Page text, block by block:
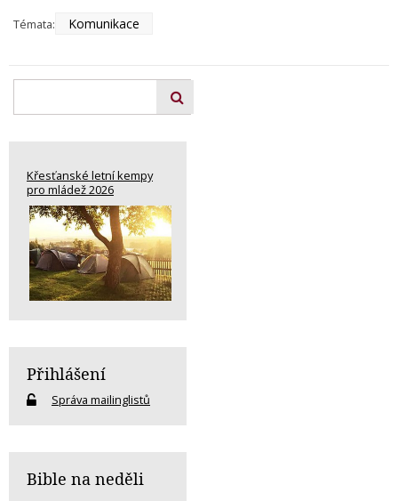
Témata: Komunikace
Křesťanské letní kempy
pro mládež 2026
Přihlášení
Správa mailinglistů
Bible na neděli